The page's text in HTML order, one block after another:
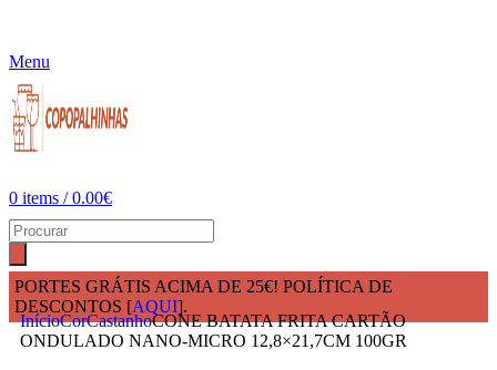
Menu
0 items / 0.00€
PORTES GRÁTIS ACIMA DE 25€! POLÍTICA DE
DESCONTOS [AQUI].
InícioCorCastanhoCONE BATATA FRITA CARTÃO
ONDULADO NANO-MICRO 12,8×21,7CM 100GR